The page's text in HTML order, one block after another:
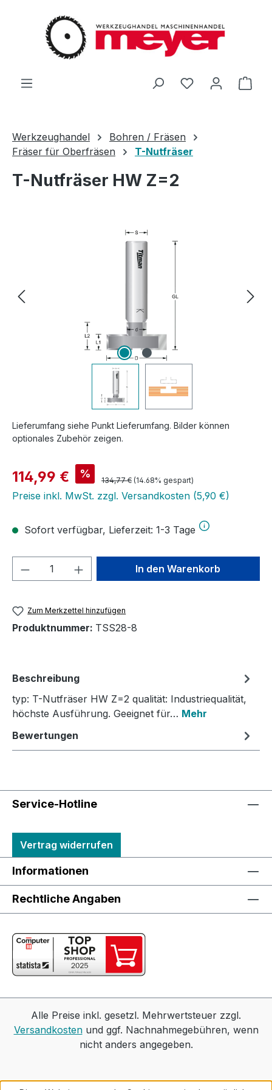
Zum Hauptinhalt springen
Du hast 0
Werkzeughandel
Bohren / Fräsen
Fräser für Oberfräsen
T-Nutfräser
T-Nutfräser HW Z=2
Bildergalerie überspringen
Lieferumfang siehe Punkt Lieferumfang. Bilder können
optionales Zubehör zeigen.
Verkaufspreis:
114,99 € % Regulärer Preis:
134,77 € (14.68% gespart)
Preise inkl. MwSt. zzgl. Versandkosten (5,90 €)
Sofort verfügbar, Lieferzeit: 1-3 Tage
Produkt Anzahl: Gib denIn den Warenkorb
Zum Merkzettel hinzufügen
Produktnummer: TSS28-8
Beschreibung
typ: T-Nutfräser HW Z=2 qualität: Industriequalität,
höchste Ausführung. Geeignet für… Mehr
Bewertungen
Service-Hotline
Vertrag widerrufen
Informationen
Rechtliche Angaben
Alle Preise inkl. gesetzl. Mehrwertsteuer zzgl.
Versandkostenund ggf. Nachnahmegebühren, wenn
nicht anders angegeben.